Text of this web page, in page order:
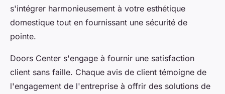
s'intégrer harmonieusement à votre esthétique
domestique tout en fournissant une sécurité de
pointe.
Doors Center s'engage à fournir une satisfaction
client sans faille. Chaque avis de client témoigne de
l'engagement de l'entreprise à offrir des solutions de